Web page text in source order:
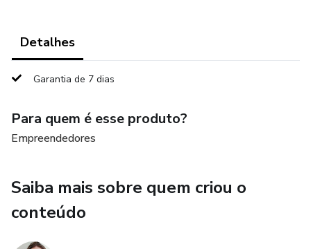
Detalhes
Garantia de 7 dias
Para quem é esse produto?
Empreendedores
Saiba mais sobre quem criou o
conteúdo